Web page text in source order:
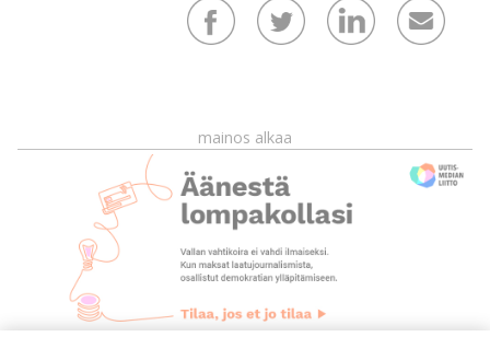
mainos alkaa